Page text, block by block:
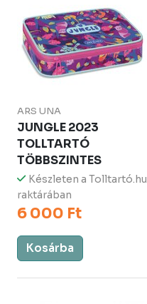
ARS UNA
JUNGLE 2023
TOLLTARTÓ
TÖBBSZINTES
Készleten a Tolltartó.hu
raktárában
6 000 Ft
Kosárba